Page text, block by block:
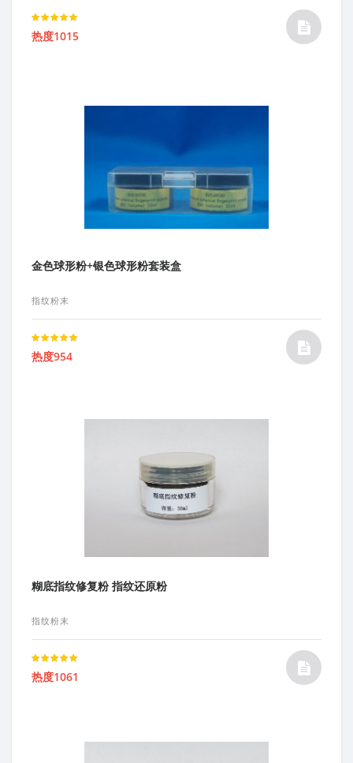
Rated
5.00out of 5
热度1015
金色球形粉+银色球形粉套装盒
指纹粉末
Rated
5.00out of 5
热度954
糊底指纹修复粉 指纹还原粉
指纹粉末
Rated
5.00out of 5
热度1061